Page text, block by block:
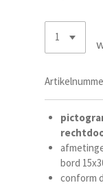
bord
conform